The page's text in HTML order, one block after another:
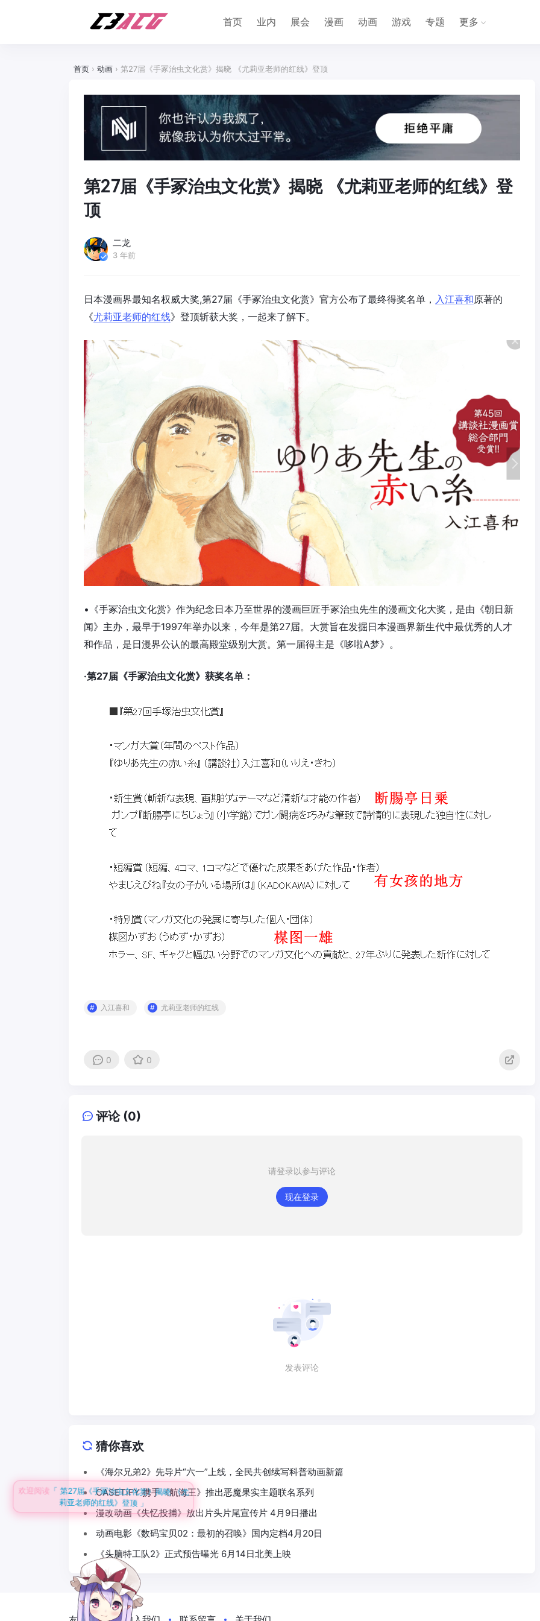
首页 业内 展会 漫画 动画 游戏 专题 更多
首页 › 动画 › 第27届《手冢治虫文化赏》揭晓 《尤莉亚老师的红线》登顶
第27届《手冢治虫文化赏》揭晓 《尤莉亚老师的红线》登
顶
二龙
3 年前
日本漫画界最知名权威大奖,第27届《手冢治虫文化赏》官方公布了最终得奖名单， 入江喜和原著的
《尤莉亚老师的红线》登顶斩获大奖，一起来了解下。
•《手冢治虫文化赏》作为纪念日本乃至世界的漫画巨匠手冢治虫先生的漫画文化大奖，是由《朝日新
闻》主办，最早于1997年举办以来，今年是第27届。大赏旨在发掘日本漫画界新生代中最优秀的人才
和作品，是日漫界公认的最高殿堂级别大赏。第一届得主是《哆啦A梦》。
·第27届《手冢治虫文化赏》获奖名单：
入江喜和 尤莉亚老师的红线
0 0
评论 (0)
请登录以参与评论
现在登录
发表评论
猜你喜欢
《海尔兄弟2》先导片“六一”上线，全民共创续写科普动画新篇
CASETiFY 携手《航海王》推出恶魔果实主题联名系列
漫改动画《失忆投捕》放出片头片尾宣传片 4月9日播出
动画电影《数码宝贝02：最初的召唤》国内定档4月20日
《头脑特工队2》正式预告曝光 6月14日北美上映
欢迎阅读「 第27届《手冢治虫文化赏》揭晓 《尤
莉亚老师的红线》登顶 」